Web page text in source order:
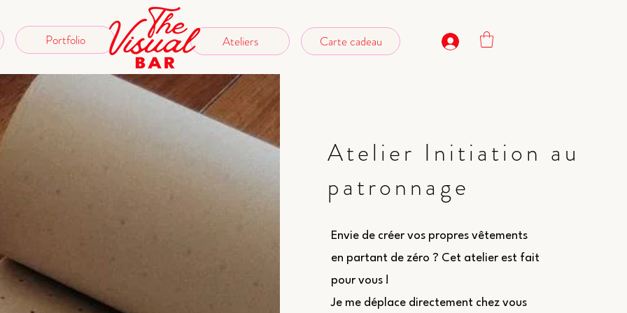
Portfolio Ateliers Carte cadeau
Atelier Initiation au
patronnage
Envie de créer vos propres vêtements
en partant de zéro ? Cet atelier est fait
pour vous !
Je me déplace directement chez vous